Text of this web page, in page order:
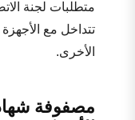
تتداخل مع الأجهزة
الأخرى.
مصفوفة